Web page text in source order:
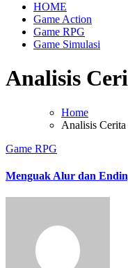
HOME
Game Action
Game RPG
Game Simulasi
Analisis
Home
Analisis
Game RPG
Menguak Alur dan